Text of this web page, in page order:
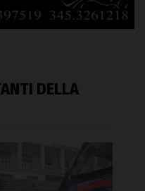
DELLA